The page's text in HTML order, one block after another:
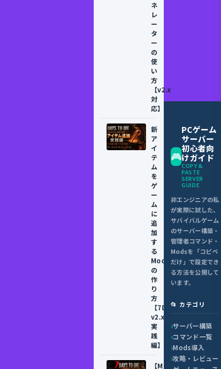
ネ
レ
ー
タ
ー
の
使
い
方
【v2.x
対
応】
新
ア
イ
テ
ム
を
ゲ
ー
ム
に
追
加
す
る
Modlet
の
作
り
方
【7DTD
v2.x
実
践
編】
【Modlet
🎮
PCゲーム
サーバー
初心者向
けガイド
COPY &
PASTE
SERVER
GUIDE
非エンジニアの私
が実際に試した、
サバイバルゲーム
のサーバー構築・
管理者コマンド・
Modsを「コピペ
だけ」で設定でき
る方法を公開して
います。
📂 カテゴリ
サーバー構築
コマンド一覧
Mods導入
攻略・レビュー